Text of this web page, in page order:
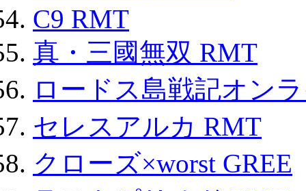
C9 RMT
真・三國無双 RMT
ロードス島戦記オン
セレスアルカ RMT
クローズ×worst GREE